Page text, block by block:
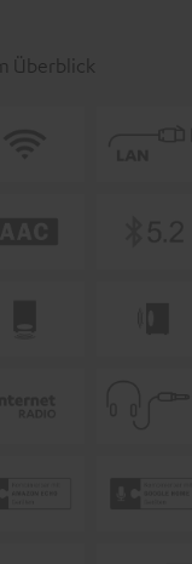
Überblick